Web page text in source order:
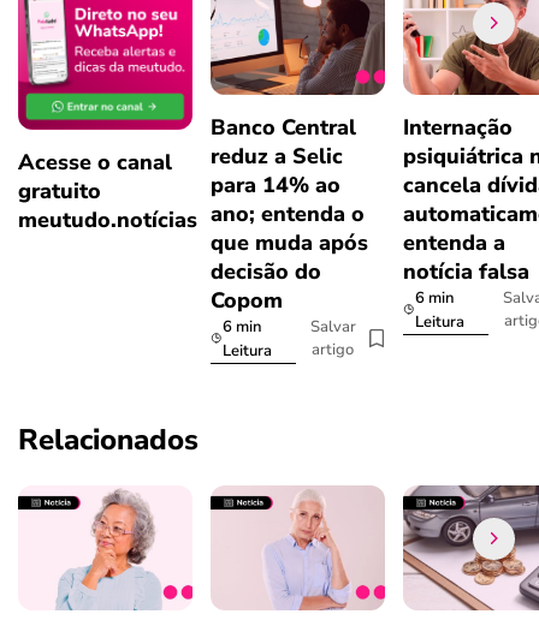
Acesse o canal
gratuito
meutudo.notícias
Banco Central
reduz a Selic
para 14% ao
ano; entenda o
que muda após
decisão do
Copom
6 min
Leitura
Salvar
artigo
Internação
psiquiátrica
cancela
entenda a
notícia falsa
6 min
Leitura
Relacionados